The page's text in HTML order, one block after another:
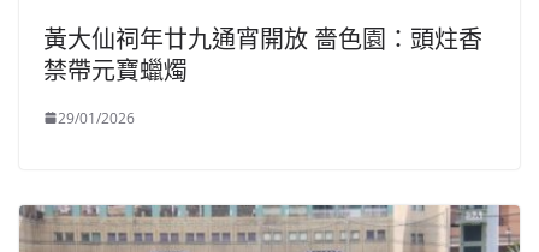
黃大仙祠年廿九通宵開放 嗇色園：頭炷香
禁帶元寶蠟燭
29/01/2026